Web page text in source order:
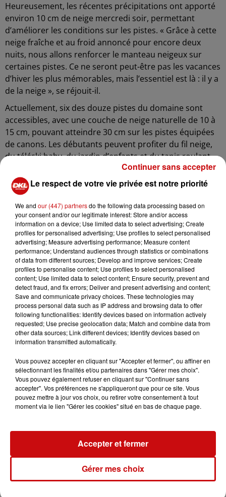
Heureusement, les récentes précipitations ont apporté
environ 10 cm de neige mercredi soir, permettant
d’améliorer les conditions sur les pistes. « Grâce à cette
neige fraîche et au froid annoncé pour encore deux
nuits, nous allons renforcer le manteau neigeux sur
certaines pistes. Ce ne seront peut-être pas les vacances
d’hiver les plus mémorables, mais l’essentiel est là : il y a
de la neige », se réjouit-il.
Actuellement, six des douze pistes du domaine sont
accessibles, avec une couche de neige naturelle de 10 à
15 cm, pouvant atteindre 30 cm sur les pistes équipées
de canons. Les débutants peuvent profiter du fil neige,
du téléski baby, du jardin d’enfants et du tapis roulant,
Pour l’instant, aucune nouvelle chute de neige n’est
prévue, et la station espère tenir jusqu’à la fin des
vacances scolaires. « Nous proposons d’autres activités,
mais ce que les visiteurs attendent avant tout, c’est la
neige », souligne Patrice Perrin. En revanche, les
sessions nocturnes ne seront pas maintenues cette
saison.
À la station du Schnepfenried, la situation est similaire. «
L’ouverture à Noël a été une réussite. Actuellement,
l’affluence est plus faible que d’habitude, mais nous
observons l’arrivée des vacanciers », note Sandrine
Miclo, co-gérante du domaine. Contrairement au Lac
Blanc, l’épisode neigeux de la semaine a été moins
généreux, n’apportant qu’une fine couche.
« Il est tombé moins de neige qu’en plaine, mais cela a
suffi à rassurer les skieurs et à les attirer sur les pistes »,
explique-t-elle. La station mise également sur d’autres
activités, comme les soirées luges sur la piste Pingouins
(sur réservation) et le nouveau parcours "Roule ma
hebdomadaires sont maintenues.
Sur les 17 pistes du domaine, six restent ouvertes. Les
secteurs Bronner et Deybach sont fermés, et deux
pistes vertes ont été sacrifiées pour redistribuer la neige
Le respect de votre vie privée est notre priorité
We and our (447) partnersdo the following data processing based on
your consent and/or our legitimate interest: Store and/or access
information on a device; Use limited data to select advertising; Create
profiles for personalised advertising; Use profiles to select personalised
advertising; Measure advertising performance; Measure content
performance; Understand audiences through statistics or combinations
of data from different sources; Develop and improve services; Create
profiles to personalise content; Use profiles to select personalised
content; Use limited data to select content; Ensure security, prevent and
detect fraud, and fix errors; Deliver and present advertising and content;
Save and communicate privacy choices. These technologies may
process personal data such as IP address and browsing data to offer
following functionalities: Identify devices based on information actively
requested; Use precise geolocation data; Match and combine data from
other data sources; Link different devices; Identify devices based on
information transmitted automatically.
Vous pouvez accepter en cliquant sur "Accepter et fermer", ou affiner en
sélectionnant les finalités et/ou partenaires dans "Gérer mes choix".
Vous pouvez également refuser en cliquant sur "Continuer sans
accepter". Vos préférences ne s'appliqueront que pour ce site. Vous
pouvez mettre à jour vos choix, ou retirer votre consentement à tout
moment via le lien "Gérer les cookies" situé en bas de chaque page.
Gérer mes choix
Accepter et fermer
Continuer sans accepter